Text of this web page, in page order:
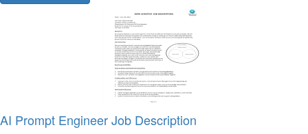
AI Prompt Engineer Job Description